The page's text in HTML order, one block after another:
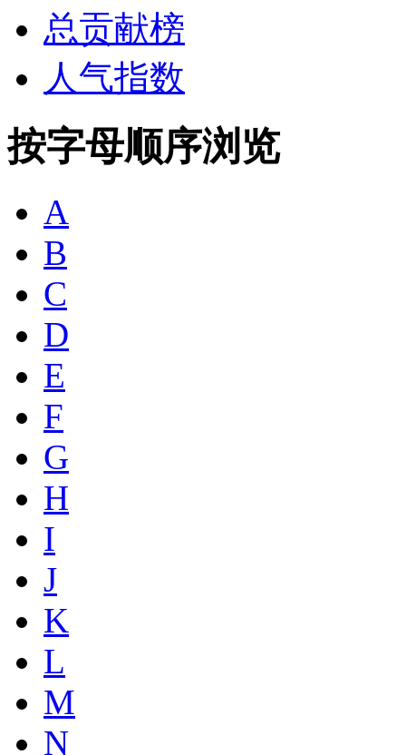
总贡献榜
人气指数
按字母顺序浏览
A
B
C
D
E
F
G
H
I
J
K
L
M
N